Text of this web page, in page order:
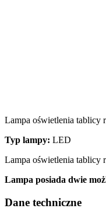
Lampa oświetlenia tablicy
Typ lampy: LED
Lampa oświetlenia tablicy
Lampa posiada dwie
Dane techniczne